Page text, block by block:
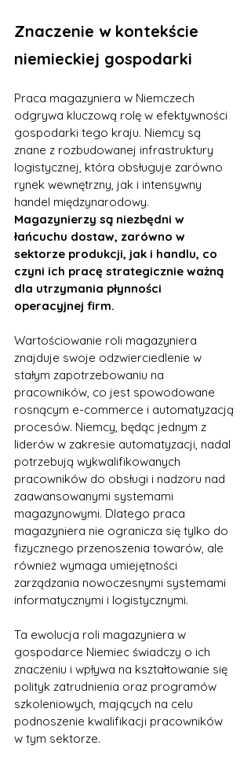
Znaczenie w kontekście
niemieckiej gospodarki
Praca magazyniera w Niemczech
odgrywa kluczową rolę w efektywności
gospodarki tego kraju. Niemcy są
znane z rozbudowanej infrastruktury
logistycznej, która obsługuje zarówno
rynek wewnętrzny, jak i intensywny
handel międzynarodowy.
Magazynierzy są niezbędni w
łańcuchu dostaw, zarówno w
sektorze produkcji, jak i handlu, co
czyni ich pracę strategicznie ważną
dla utrzymania płynności
operacyjnej firm.
Wartościowanie roli magazyniera
znajduje swoje odzwierciedlenie w
stałym zapotrzebowaniu na
pracowników, co jest spowodowane
rosnącym e-commerce i automatyzacją
procesów. Niemcy, będąc jednym z
liderów w zakresie automatyzacji, nadal
potrzebują wykwalifikowanych
pracowników do obsługi i nadzoru nad
zaawansowanymi systemami
magazynowymi. Dlatego praca
magazyniera nie ogranicza się tylko do
fizycznego przenoszenia towarów, ale
również wymaga umiejętności
zarządzania nowoczesnymi systemami
informatycznymi i logistycznymi.
Ta ewolucja roli magazyniera w
gospodarce Niemiec świadczy o ich
znaczeniu i wpływa na kształtowanie się
polityk zatrudnienia oraz programów
szkoleniowych, mających na celu
podnoszenie kwalifikacji pracowników
w tym sektorze.